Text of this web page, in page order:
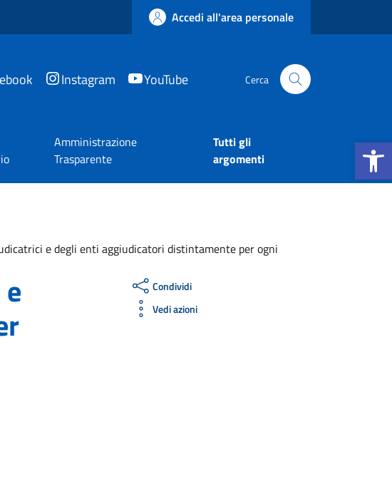
Apri la
Accedi all'area personale
Instagram YouTube Cerca
Amministrazione
Trasparente
Tutti gli
argomenti
e degli enti aggiudicatori distintamente per ogni
Condividi
Vedi azioni